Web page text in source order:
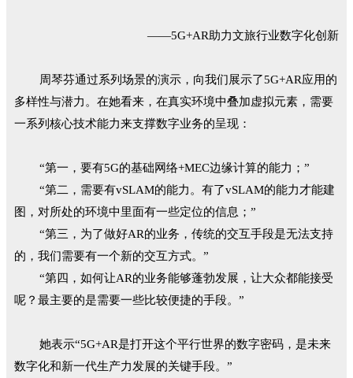
——5G+AR助力文旅行业数字化创新
周琴芬通过系列场景的演示，向我们展示了5G+AR应用的
多样性与潜力。在她看来，在真实环境中叠加虚拟元素，需要
一系列核心技术能力来支撑数字业务的呈现：
“第一，要有5G的基础网络+MEC边缘计算的能力；”
“第二，需要有vSLAM的能力。有了vSLAM的能力才能建
图，对所处的环境中里面有一些定位的信息；”
“第三，为了做好AR的业务，传统的交互手段是无法支持
的，我们需要有一个新的交互方式。”
“第四，如何让AR的业务能够蓬勃发展，让大众都能接受
呢？最主要的是需要一些比较便捷的手段。”
她表示“5G+AR是打开这个平行世界的数字密码，是未来
数字化和新一代生产力发展的关键手段。”